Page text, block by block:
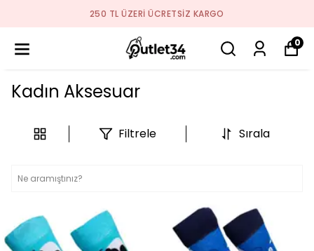
2026 SEZON ÜRÜNLER STOKLARDA
0
Kadın Aksesuar
Filtrele Sırala